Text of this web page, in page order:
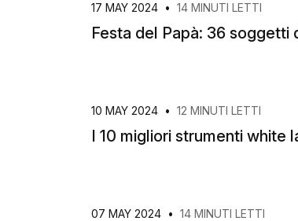
17 MAY 2024 • 14 MINUTI LETTI
Festa del Papà: 36 soggetti
10 MAY 2024 • 12 MINUTI LETTI
I 10 migliori strumenti white
07 MAY 2024 • 14 MINUTI LETTI